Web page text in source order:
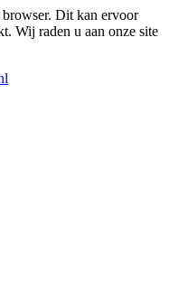
browser. Dit kan ervoor
Wij raden u aan onze site